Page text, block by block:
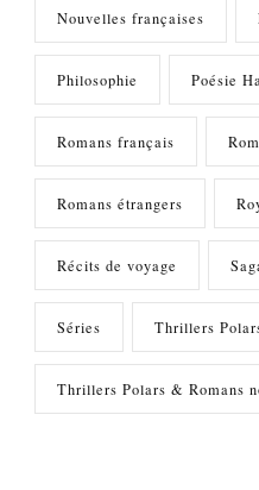
Nouvelles françaises
Philosophie Poésie
Romans français
Romans étrangers
Récits de voyage
Séries Thrillers
Thrillers Polars & Romans